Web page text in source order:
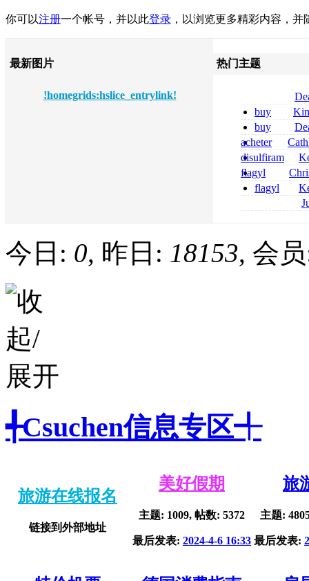
你可以注册一个帐号，并以此登录 ，以浏览更多精彩内容，
最新图片
!homegrids:hslice_entrylink!
热门主题
tizanidine
sans
buy
zolpidem usa
buy
pregabalin 300
pregabalin 300
acheter
dapsone site
disulfiram
sans
flagyl
senza
flagyl si può co
flagyl
online
今日: 0, 昨日: 18153, 会
╃Csuchen信息专区╃
旅游在线报名
链接到外部地址
美好假期
主题: 1009, 帖数: 5372
最后发表: 2024-4-6 16:33
旅
主题:
最后发表: